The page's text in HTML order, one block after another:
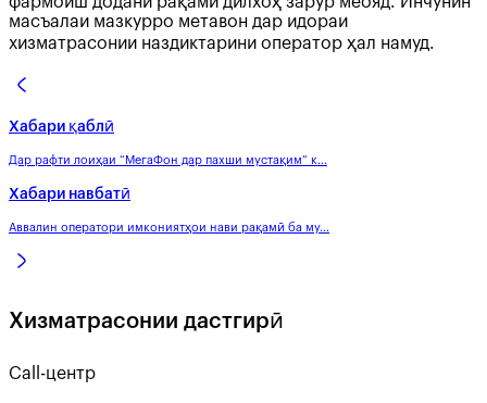
масъалаи мазкурро метавон дар идораи
хизматрасонии наздиктарини оператор ҳал намуд.
Хабари қаблӣ
Дар рафти лоиҳаи “МегаФон дар пахши мустақим” к...
Хабари навбатӣ
Аввалин оператори имкониятҳои нави рақамӣ ба му...
Хизматрасонии дастгирӣ
Call-центр